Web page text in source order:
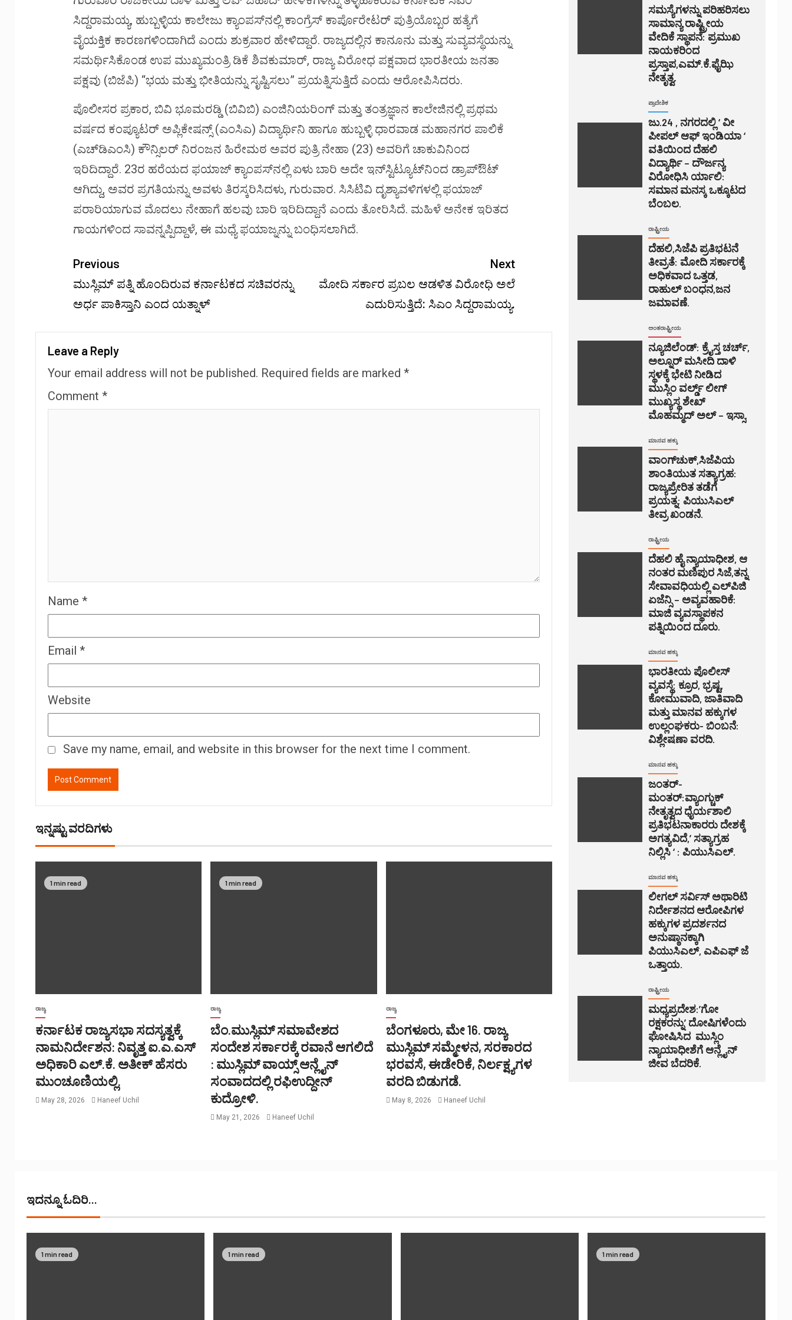
ಸಿದ್ದರಾಮಯ್ಯ, ಹುಬ್ಬಳ್ಳಿಯ ಕಾಲೇಜು ಕ್ಯಾಂಪಸ್‌ನಲ್ಲಿ ಕಾಂಗ್ರೆಸ್ ಕಾರ್ಪೊರೇಟರ್ ಪುತ್ರಿಯೊಬ್ಬರ ಹತ್ಯೆಗೆ
ವೈಯಕ್ತಿಕ ಕಾರಣಗಳಿಂದಾಗಿದೆ ಎಂದು ಶುಕ್ರವಾರ ಹೇಳಿದ್ದಾರೆ. ರಾಜ್ಯದಲ್ಲಿನ ಕಾನೂನು ಮತ್ತು ಸುವ್ಯವಸ್ಥೆಯನ್ನು
ಸಮರ್ಥಿಸಿಕೊಂಡ ಉಪ ಮುಖ್ಯಮಂತ್ರಿ ಡಿಕೆ ಶಿವಕುಮಾರ್, ರಾಜ್ಯ ವಿರೋಧ ಪಕ್ಷವಾದ ಭಾರತೀಯ ಜನತಾ
ಪಕ್ಷವು (ಬಿಜೆಪಿ) “ಭಯ ಮತ್ತು ಭೀತಿಯನ್ನು ಸೃಷ್ಟಿಸಲು” ಪ್ರಯತ್ನಿಸುತ್ತಿದೆ ಎಂದು ಆರೋಪಿಸಿದರು.
ಪೊಲೀಸರ ಪ್ರಕಾರ, ಬಿವಿ ಭೂಮರಡ್ಡಿ (ಬಿವಿಬಿ) ಎಂಜಿನಿಯರಿಂಗ್ ಮತ್ತು ತಂತ್ರಜ್ಞಾನ ಕಾಲೇಜಿನಲ್ಲಿ ಪ್ರಥಮ
ವರ್ಷದ ಕಂಪ್ಯೂಟರ್ ಅಪ್ಲಿಕೇಷನ್ಸ್ (ಎಂಸಿಎ) ವಿದ್ಯಾರ್ಥಿನಿ ಹಾಗೂ ಹುಬ್ಬಳ್ಳಿ ಧಾರವಾಡ ಮಹಾನಗರ ಪಾಲಿಕೆ
(ಎಚ್‌ಡಿಎಂಸಿ) ಕೌನ್ಸಿಲರ್ ನಿರಂಜನ ಹಿರೇಮಠ ಅವರ ಪುತ್ರಿ ನೇಹಾ (23) ಅವರಿಗೆ ಚಾಕುವಿನಿಂದ
ಇರಿದಿದ್ದಾರೆ. 23ರ ಹರೆಯದ ಫಯಾಜ್ ಕ್ಯಾಂಪಸ್‌ನಲ್ಲಿ ಏಳು ಬಾರಿ ಅದೇ ಇನ್‌ಸ್ಟಿಟ್ಯೂಟ್‌ನಿಂದ ಡ್ರಾಪ್‌ಔಟ್
ಆಗಿದ್ದು, ಅವರ ಪ್ರಗತಿಯನ್ನು ಅವಳು ತಿರಸ್ಕರಿಸಿದಳು, ಗುರುವಾರ. ಸಿಸಿಟಿವಿ ದೃಶ್ಯಾವಳಿಗಳಲ್ಲಿ ಫಯಾಜ್
ಪರಾರಿಯಾಗುವ ಮೊದಲು ನೇಹಾಗೆ ಹಲವು ಬಾರಿ ಇರಿದಿದ್ದಾನೆ ಎಂದು ತೋರಿಸಿದೆ. ಮಹಿಳೆ ಅನೇಕ ಇರಿತದ
ಗಾಯಗಳಿಂದ ಸಾವನ್ನಪ್ಪಿದ್ದಾಳೆ, ಈ ಮಧ್ಯೆ ಫಯಾಜ್ನನ್ನು ಬಂಧಿಸಲಾಗಿದೆ.
Previous
ಮುಸ್ಲಿಮ್ ಪತ್ನಿ ಹೊಂದಿರುವ ಕರ್ನಾಟಕದ ಸಚಿವರನ್ನು
ಅರ್ಧ ಪಾಕಿಸ್ತಾನಿ ಎಂದ ಯತ್ನಾಳ್
Next
ಮೋದಿ ಸರ್ಕಾರ ಪ್ರಬಲ ಆಡಳಿತ ವಿರೋಧಿ ಅಲೆ
ಎದುರಿಸುತ್ತಿದೆ: ಸಿಎಂ ಸಿದ್ದರಾಮಯ್ಯ.
Leave a Reply
Your email address will not be published. Required fields are marked *
Comment *
Name *
Email *
Website
Save my name, email, and website in this browser for the next time I comment.
ಇನ್ನಷ್ಟು ವರದಿಗಳು
1 min read
ರಾಜ್ಯ
ಕರ್ನಾಟಕ ರಾಜ್ಯಸಭಾ ಸದಸ್ಯತ್ವಕ್ಕೆ
ನಾಮನಿರ್ದೇಶನ: ನಿವೃತ್ತ ಐ.ಎ.ಎಸ್
ಅಧಿಕಾರಿ ಎಲ್.ಕೆ. ಅತೀಕ್ ಹೆಸರು
ಮುಂಚೂಣಿಯಲ್ಲಿ.
May 28, 2026 Haneef Uchil
1 min read
ರಾಜ್ಯ
ಬೆಂ.ಮುಸ್ಲಿಮ್ ಸಮಾವೇಶದ
ಸಂದೇಶ ಸರ್ಕಾರಕ್ಕೆ ರವಾನೆ ಆಗಲಿದೆ
: ಮುಸ್ಲಿಮ್ ವಾಯ್ಸ್ ಆನ್ಲೈನ್
ಸಂವಾದದಲ್ಲಿ ರಫಿಉದ್ದೀನ್
ಕುದ್ರೋಳಿ.
May 21, 2026 Haneef Uchil
ರಾಜ್ಯ
ಬೆಂಗಳೂರು, ಮೇ 16. ರಾಜ್ಯ
ಮುಸ್ಲಿಮ್ ಸಮ್ಮೇಳನ, ಸರಕಾರದ
ಭರವಸೆ, ಈಡೇರಿಕೆ, ನಿರ್ಲಕ್ಷ್ಯಗಳ
ವರದಿ ಬಿಡುಗಡೆ.
May 8, 2026 Haneef Uchil
ಸಮಸ್ಯೆಗಳನ್ನು ಪರಿಹರಿಸಲು
ಸಾಮಾನ್ಯ ರಾಷ್ಟ್ರೀಯ
ವೇದಿಕೆ ಸ್ಥಾಪನೆ: ಪ್ರಮುಖ
ನಾಯಕರಿಂದ
ಪ್ರಸ್ತಾಪ,ಎಮ್.ಕೆ.ಫೈಝಿ
ನೇತೃತ್ವ.
ಪ್ರಾದೇಶಿಕ
ಜು.24 , ನಗರದಲ್ಲಿ ‘ ವೀ
ಪೀಪಲ್ ಆಫ್ ಇಂಡಿಯಾ ‘
ವತಿಯಿಂದ ದೆಹಲಿ
ವಿದ್ಯಾರ್ಥಿ – ದೌರ್ಜನ್ಯ
ವಿರೋಧಿಸಿ ರ್ಯಾಲಿ:
ಸಮಾನ ಮನಸ್ಕ ಒಕ್ಕೂಟದ
ಬೆಂಬಲ.
ರಾಷ್ಟ್ರೀಯ
ದೆಹಲಿ,ಸಿಜೆಪಿ ಪ್ರತಿಭಟನೆ
ತೀವ್ರತೆ: ಮೋದಿ ಸರ್ಕಾರಕ್ಕೆ
ಅಧಿಕವಾದ ಒತ್ತಡ,
ರಾಹುಲ್ ಬಂಧನ,ಜನ
ಜಮಾವಣೆ.
ಅಂತರಾಷ್ಟ್ರೀಯ
ನ್ಯೂಜಿಲೆಂಡ್: ಕ್ರೈಸ್ತ ಚರ್ಚ್,
ಅಲ್ನೂರ್ ಮಸೀದಿ ದಾಳಿ
ಸ್ಥಳಕ್ಕೆ ಭೇಟಿ ನೀಡಿದ
ಮುಸ್ಲಿಂ ವರ್ಲ್ಡ್ ಲೀಗ್
ಮುಖ್ಯಸ್ಥ ಶೇಖ್
ಮೊಹಮ್ಮದ್ ಅಲ್ – ಇಸ್ಸಾ.
ಮಾನವ ಹಕ್ಕು
ವಾಂಗ್‌ಚುಕ್,ಸಿಜೆಪಿಯ
ಶಾಂತಿಯುತ ಸತ್ಯಾಗ್ರಹ:
ರಾಜ್ಯಪ್ರೇರಿತ ತಡೆಗೆ
ಪ್ರಯತ್ನ: ಪಿಯುಸಿಎಲ್
ತೀವ್ರ ಖಂಡನೆ.
ರಾಷ್ಟ್ರೀಯ
ದೆಹಲಿ ಹೈ ನ್ಯಾಯಾಧೀಶ, ಆ
ನಂತರ ಮಣಿಪುರ ಸಿಜೆ,ತನ್ನ
ಸೇವಾವಧಿಯಲ್ಲಿ ಎಲ್‌ಪಿಜಿ
ಏಜೆನ್ಸಿ – ಅವ್ಯವಹಾರಿಕೆ:
ಮಾಜಿ ವ್ಯವಸ್ಥಾಪಕನ
ಪತ್ನಿಯಿಂದ ದೂರು.
ಮಾನವ ಹಕ್ಕು
ಭಾರತೀಯ ಪೊಲೀಸ್
ವ್ಯವಸ್ಥೆ: ಕ್ರೂರ, ಭ್ರಷ್ಟ,
ಕೋಮುವಾದಿ, ಜಾತಿವಾದಿ
ಮತ್ತು ಮಾನವ ಹಕ್ಕುಗಳ
ಉಲ್ಲಂಘಕರು- ಬಿಂಬನೆ:
ವಿಶ್ಲೇಷಣಾ ವರದಿ.
ಮಾನವ ಹಕ್ಕು
ಜಂತರ್-
ಮಂತರ್:ವ್ಯಾಂಗ್ಚುಕ್
ನೇತೃತ್ವದ ಧೈರ್ಯಶಾಲಿ
ಪ್ರತಿಭಟನಾಕಾರರು ದೇಶಕ್ಕೆ
ಅಗತ್ಯವಿದೆ,’ ಸತ್ಯಾಗ್ರಹ
ನಿಲ್ಲಿಸಿ ‘ : ಪಿಯುಸಿಎಲ್.
ಮಾನವ ಹಕ್ಕು
ಲೀಗಲ್ ಸರ್ವಿಸ್ ಅಥಾರಿಟಿ
ನಿರ್ದೇಶನದ ಆರೋಪಿಗಳ
ಹಕ್ಕುಗಳ ಪ್ರದರ್ಶನದ
ಅನುಷ್ಠಾನಕ್ಕಾಗಿ
ಪಿಯುಸಿಎಲ್, ಎಪಿಎಫ್ ಜೆ
ಒತ್ತಾಯ.
ರಾಷ್ಟ್ರೀಯ
ಮಧ್ಯಪ್ರದೇಶ:’ಗೋ
ರಕ್ಷಕರನ್ನು’ ದೋಷಿಗಳೆಂದು
ಘೋಷಿಸಿದ ಮುಸ್ಲಿಂ
ನ್ಯಾಯಾಧೀಶೆಗೆ ಆನ್ಲೈನ್
ಜೀವ ಬೆದರಿಕೆ.
ಇದನ್ನೂ ಓದಿರಿ...
1 min read 1 min read 1 min read